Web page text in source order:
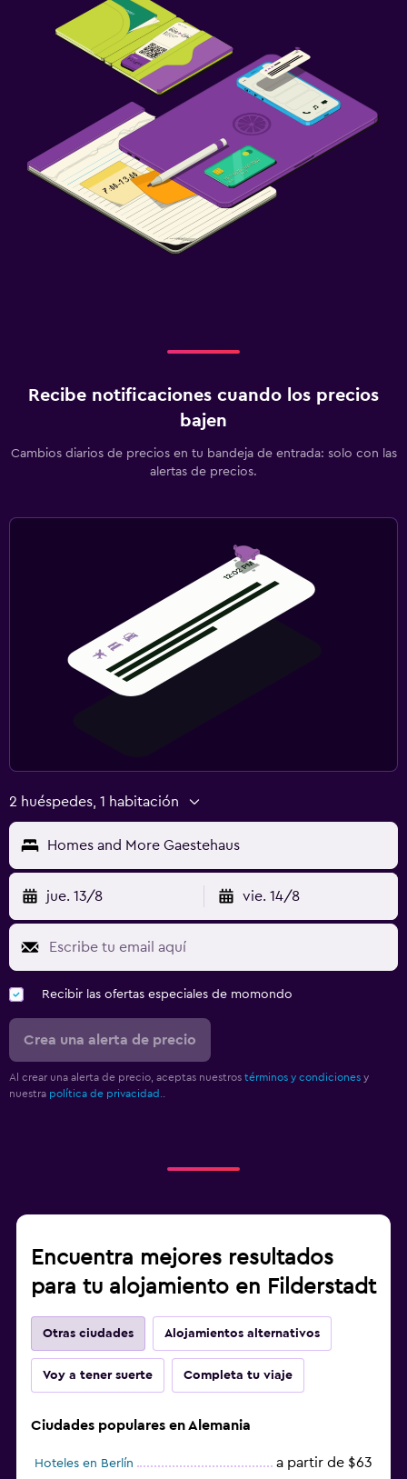
Recibe notificaciones cuando los precios
bajen
Cambios diarios de precios en tu bandeja de entrada: solo con las
alertas de precios.
2 huéspedes, 1 habitación
Homes and More Gaestehaus
jue. 13/8 vie. 14/8
Recibir las ofertas especiales de momondo
Crea una alerta de precio
Al crear una alerta de precio, aceptas nuestros términos y condiciones y
nuestra política de privacidad.
Encuentra mejores resultados
para tu alojamiento en Filderstadt
Otras ciudades Alojamientos alternativos
Voy a tener suerte Completa tu viaje
Ciudades populares en Alemania
Hoteles en Berlín a partir de $63